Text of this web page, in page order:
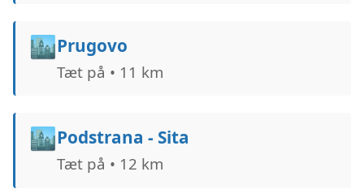
🏙️Prugovo
Tæt på • 11 km
🏙️Podstrana - Sita
Tæt på • 12 km